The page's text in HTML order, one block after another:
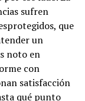
sufren
que
un
noto en
con
satisfacción
qué punto